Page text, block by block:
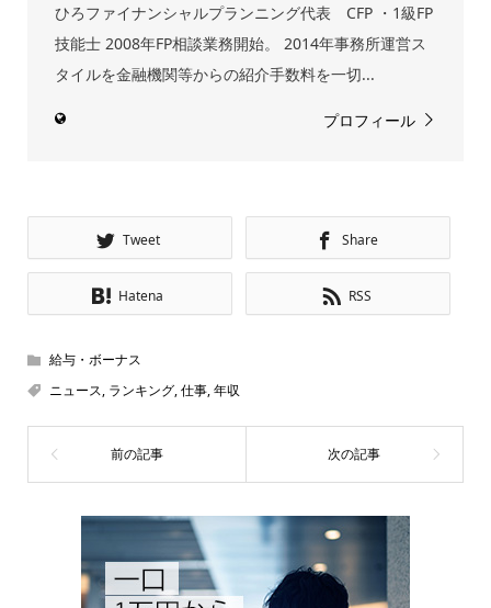
ひろファイナンシャルプランニング代表 CFP ・1級FP
技能士 2008年FP相談業務開始。 2014年事務所運営ス
タイルを金融機関等からの紹介手数料を一切...
プロフィール
Tweet Share
Hatena RSS
給与・ボーナス
ニュース, ランキング,仕事,年収